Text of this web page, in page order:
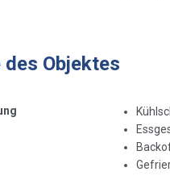
Objektes